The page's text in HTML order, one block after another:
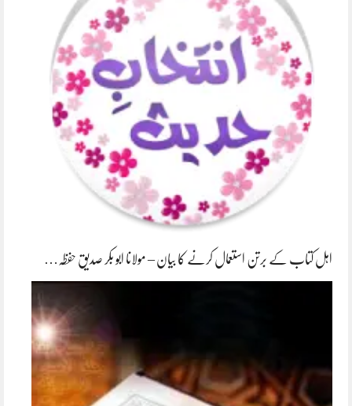
اہل کتاب کے برتن استعمال کرنے کا بیان – مولانا ابو بکر صدیق حفظہ…